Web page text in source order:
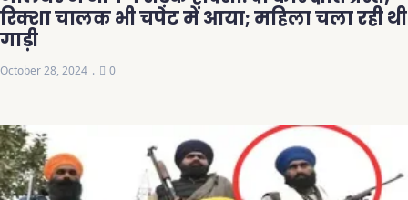
रिक्शा चालक भी चपेट में आया; महिला चला रही थी
गाड़ी
October 28, 2024 0